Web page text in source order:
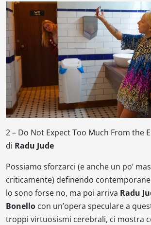
2 – Do Not Expect Too Much From the
di Radu Jude
Possiamo sforzarci (e anche un po’
criticamente) definendo
lo sono forse no, ma poi arriva Radu
Bonello con un’opera speculare a
troppi virtuosismi cerebrali, ci mostra